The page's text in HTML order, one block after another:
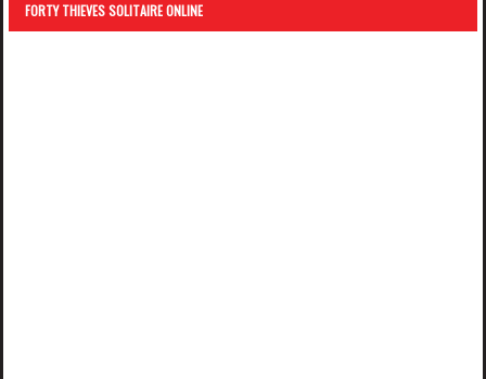
FORTY THIEVES SOLITAIRE ONLINE